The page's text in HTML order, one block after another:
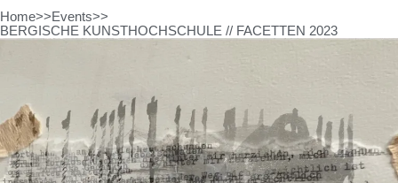
Home>>Events>>
BERGISCHE KUNSTHOCHSCHULE // FACETTEN 2023